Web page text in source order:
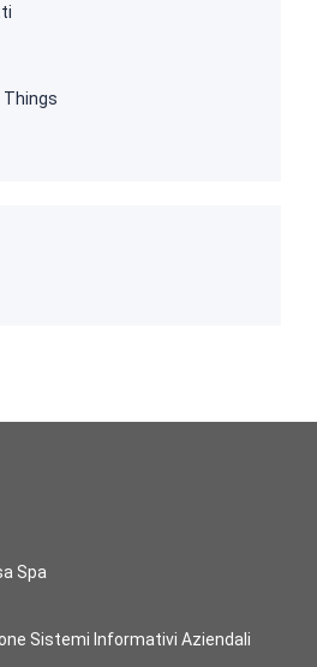
Things
Spa
Sistemi Informativi Aziendali